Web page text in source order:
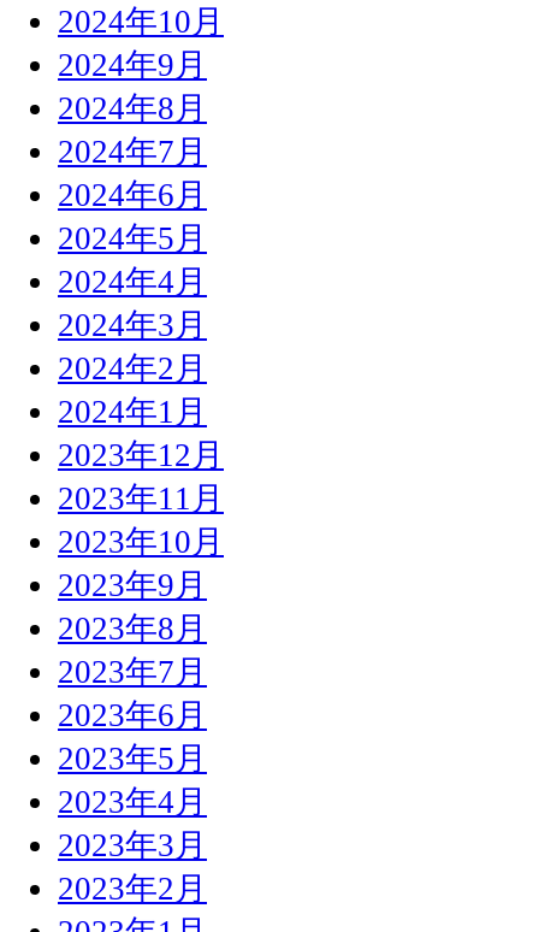
2024年10月
2024年9月
2024年8月
2024年7月
2024年6月
2024年5月
2024年4月
2024年3月
2024年2月
2024年1月
2023年12月
2023年11月
2023年10月
2023年9月
2023年8月
2023年7月
2023年6月
2023年5月
2023年4月
2023年3月
2023年2月